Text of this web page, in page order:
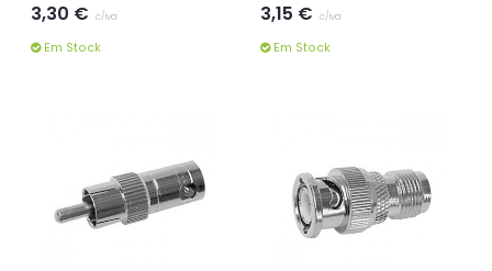
3,30 € c/iva
Em Stock
3,15 € c/iva
Em Stock